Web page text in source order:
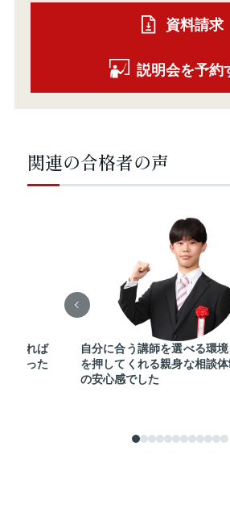
資料請求
説明会を予約
関連の合格者の声
いれば
かった
自分に合う講師を選べる環
を押してくれる親身な相談
の安心感でした